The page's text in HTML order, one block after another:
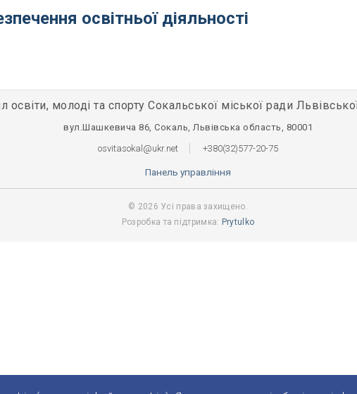
освітньої діяльності
освіти, молоді та спорту Сокальської міської ради
вул.Шашкевича 86, Сокаль, Львівська область, 80001
osvitasokal@ukr.net
+380(32)577-20-75
Панель управління
© 2026 Усі права захищено.
Розробка та підтримка: Prytulko